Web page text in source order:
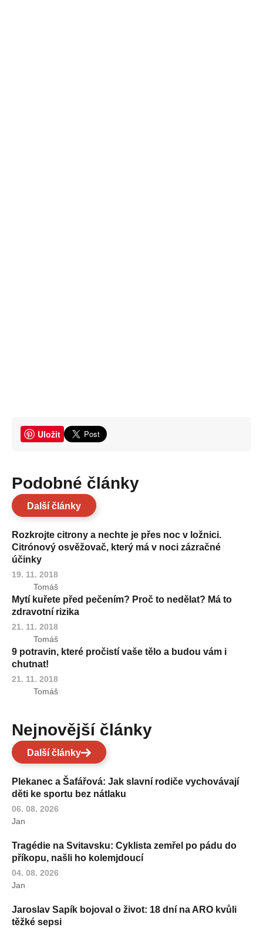
Uložit
Podobné články
Další články
Rozkrojte citrony a nechte je přes noc v ložnici.
Citrónový osvěžovač, který má v noci zázračné
účinky
19. 11. 2018
Tomáš
Mytí kuřete před pečením? Proč to nedělat? Má to
zdravotní rizika
21. 11. 2018
Tomáš
9 potravin, které pročistí vaše tělo a budou vám i
chutnat!
21. 11. 2018
Tomáš
Nejnovější články
Další články
Plekanec a Šafářová: Jak slavní rodiče vychovávají
děti ke sportu bez nátlaku
06. 08. 2026
Jan
Tragédie na Svitavsku: Cyklista zemřel po pádu do
příkopu, našli ho kolemjdoucí
04. 08. 2026
Jan
Jaroslav Sapík bojoval o život: 18 dní na ARO kvůli
těžké sepsi